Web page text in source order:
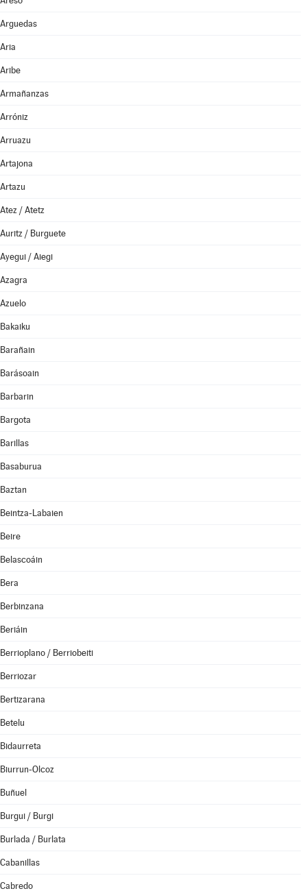
Arguedas
Aria
Aribe
Armañanzas
Arróniz
Arruazu
Artajona
Artazu
Atez / Atetz
Auritz / Burguete
Ayegui / Aiegi
Azagra
Azuelo
Bakaiku
Barañain
Barásoain
Barbarin
Bargota
Barillas
Basaburua
Baztan
Beintza-Labaien
Beire
Belascoáin
Bera
Berbinzana
Beriáin
Berrioplano / Berriobeiti
Berriozar
Bertizarana
Betelu
Bidaurreta
Biurrun-Olcoz
Buñuel
Burgui / Burgi
Burlada / Burlata
Cabanillas
Cabredo